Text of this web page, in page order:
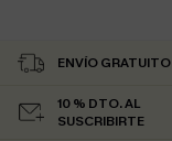
ENVÍO GRATUITO
10 % DTO. AL
SUSCRIBIRTE